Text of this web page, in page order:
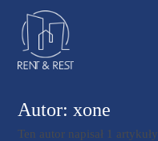
Autor:xone
Ten autor napisał 1 artykuły